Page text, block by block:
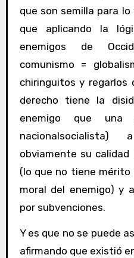
que son semilla para
que aplicando la
enemigos de
comunismo =
chiringuitos y regarlos
derecho tiene la
enemigo que
obviamente su calidad
(lo que no tiene mérito
moral del enemigo) y
por subvenciones.
Y es que no se puede
afirmando que existió